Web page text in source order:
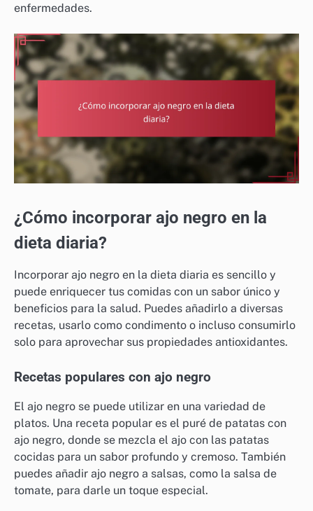
enfermedades.
¿Cómo incorporar ajo negro en la
dieta diaria?
Incorporar ajo negro en la dieta diaria es sencillo y
puede enriquecer tus comidas con un sabor único y
beneficios para la salud. Puedes añadirlo a diversas
recetas, usarlo como condimento o incluso consumirlo
solo para aprovechar sus propiedades antioxidantes.
Recetas populares con ajo negro
El ajo negro se puede utilizar en una variedad de
platos. Una receta popular es el puré de patatas con
ajo negro, donde se mezcla el ajo con las patatas
cocidas para un sabor profundo y cremoso. También
puedes añadir ajo negro a salsas, como la salsa de
tomate, para darle un toque especial.